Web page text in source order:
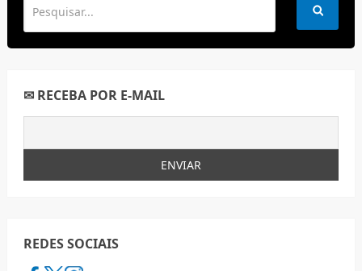
✉ RECEBA POR E-MAIL
REDES SOCIAIS